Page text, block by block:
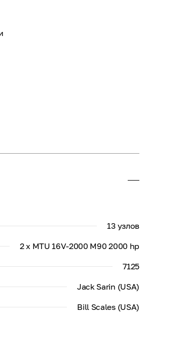
13 узлов
2 x MTU 16V-2000 M90 2000 hp
7125
Jack Sarin (USA)
Bill Scales (USA)